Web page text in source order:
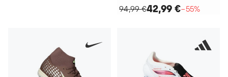
94,99 €42,99 €−55%